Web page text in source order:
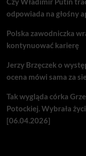
odpowiada na głośny
Polska zawodniczka
kontynuować karierę
Jerzy Brzęczek o
ocena mówi sama za
Tak wygląda córka
Potockiej. Wybrała
[06.04.2026]